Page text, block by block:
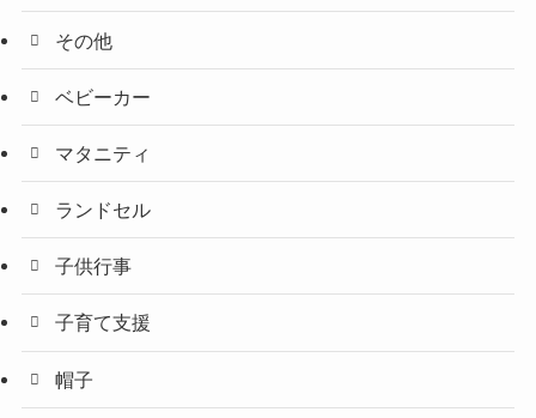
その他
ベビーカー
マタニティ
ランドセル
子供行事
子育て支援
帽子